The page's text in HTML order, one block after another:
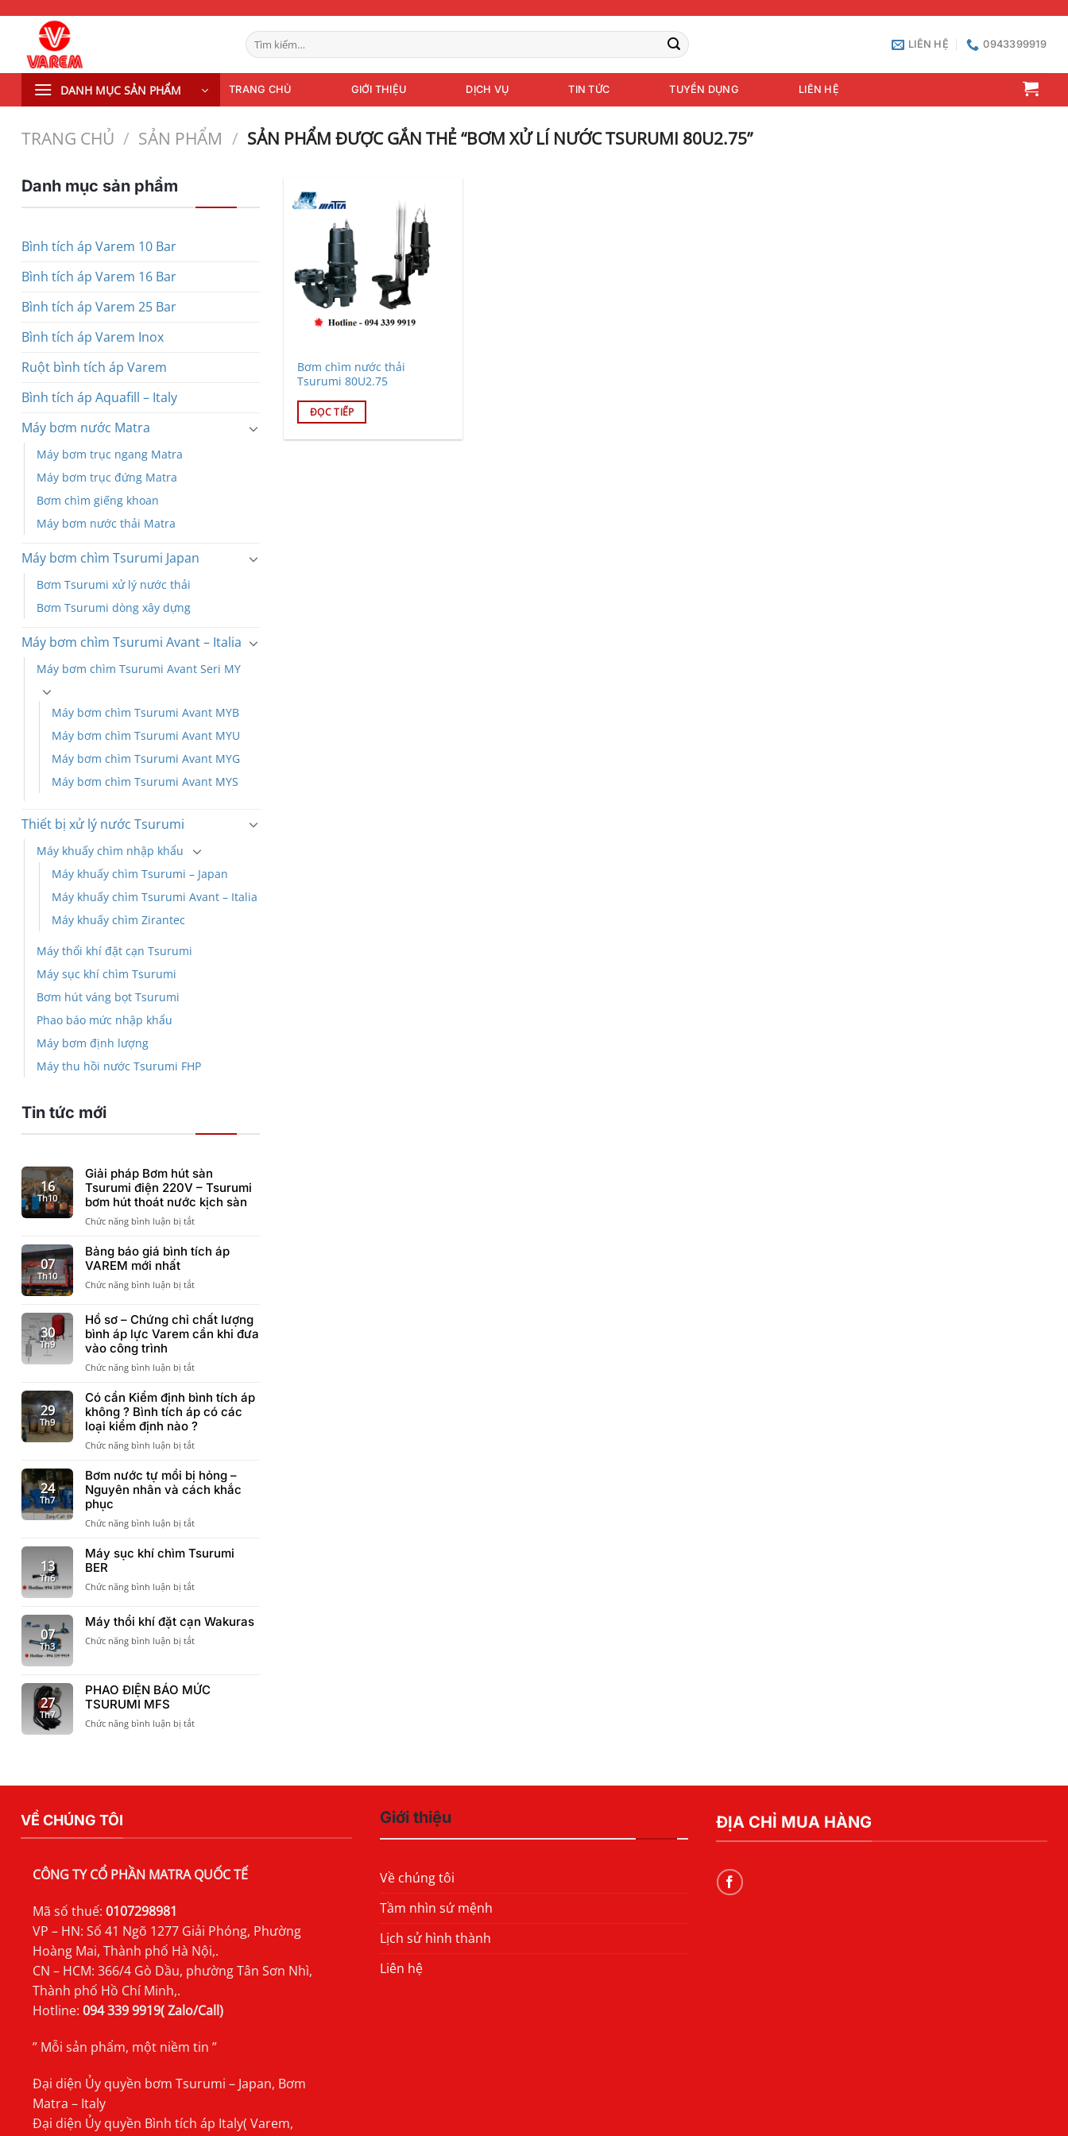
dung
Tìm
kiếm:
LIÊN HỆ 0943399919
DANH MỤC SẢN PHẨM TRANG CHỦ GIỚI THIỆU DỊCH VỤ TIN TỨC TUYỂN DỤNG LIÊN HỆ
TRANG CHỦ / SẢN PHẨM / SẢN PHẨM ĐƯỢC GẮN THẺ “BƠM XỬ LÍ NƯỚC TSURUMI 80U2.75”
Danh mục sản phẩm
Bình tích áp Varem 10 Bar
Bình tích áp Varem 16 Bar
Bình tích áp Varem 25 Bar
Bình tích áp Varem Inox
Ruột bình tích áp Varem
Bình tích áp Aquafill – Italy
Máy bơm nước Matra
Máy bơm trục ngang Matra
Máy bơm trục đứng Matra
Bơm chìm giếng khoan
Máy bơm nước thải Matra
Máy bơm chìm Tsurumi Japan
Bơm Tsurumi xử lý nước thải
Bơm Tsurumi dòng xây dựng
Máy bơm chìm Tsurumi Avant – Italia
Máy bơm chìm Tsurumi Avant Seri MY
Máy bơm chìm Tsurumi Avant MYB
Máy bơm chìm Tsurumi Avant MYU
Máy bơm chìm Tsurumi Avant MYG
Máy bơm chìm Tsurumi Avant MYS
Thiết bị xử lý nước Tsurumi
Máy khuấy chìm nhập khẩu
Máy khuấy chìm Tsurumi – Japan
Máy khuấy chìm Tsurumi Avant – Italia
Máy khuấy chìm Zirantec
Máy thổi khí đặt cạn Tsurumi
Máy sục khí chìm Tsurumi
Bơm hút váng bọt Tsurumi
Phao báo mức nhập khẩu
Máy bơm định lượng
Máy thu hồi nước Tsurumi FHP
Tin tức mới
16
Th10
Giải pháp Bơm hút sàn
Tsurumi điện 220V – Tsurumi
bơm hút thoát nước kịch sàn
Chức năng bình luận bị tắtở
pháp
Bơm
sàn
điện
220V
–
bơm
thoát
nước
kịch
07
Th10
Bảng báo giá bình tích áp
VAREM mới nhất
Chức năng bình luận bị tắtở
giá
bình
áp
mới
nhất
30
Th9
Hồ sơ – Chứng chỉ chất lượng
bình áp lực Varem cần khi đưa
vào công trình
Chức năng bình luận bị tắtở
sơ
–
Chứng
chỉ
chất
bình
áp
cần
đưa
29
Th9
Có cần Kiểm định bình tích áp
không ? Bình tích áp có các
loại kiểm định nào ?
Chức năng bình luận bị tắtở
cần
Kiểm
định
tích
không
tích
có
loại
nào
24
Th7
Bơm nước tự mồi bị hỏng –
Nguyên nhân và cách khắc
phục
Chức năng bình luận bị tắtở
nước
tự
bị
–
Nguyên
nhân
khắc
phục
13
Th6
Máy sục khí chìm Tsurumi
BER
Chức năng bình luận bị tắtở
khí
chìm
07
Th3
Máy thổi khí đặt cạn Wakuras
Chức năng bình luận bị tắtở
khí
đặt
Wakuras
27
Th7
PHAO ĐIỆN BÁO MỨC
TSURUMI MFS
Chức năng bình luận bị tắtở
TSURUMI
Bơm chìm nước thải
Tsurumi 80U2.75
ĐỌC TIẾP
VỀ CHÚNG TÔI
CÔNG TY CỔ PHẦN MATRA QUỐC TẾ
Mã số thuế: 0107298981
VP – HN: Số 41 Ngõ 1277 Giải Phóng, Phường
Hoàng Mai, Thành phố Hà Nội,.
CN – HCM: 366/4 Gò Dầu, phường Tân Sơn Nhì,
Thành phố Hồ Chí Minh,.
Hotline: 094 339 9919( Zalo/Call)
” Mỗi sản phẩm, một niềm tin ”
Đại diện Ủy quyền bơm Tsurumi – Japan, Bơm
Matra – Italy
Đại diện Ủy quyền Bình tích áp Italy( Varem,
Giới thiệu
Về chúng tôi
Tầm nhìn sứ mệnh
Lịch sử hình thành
Liên hệ
ĐỊA CHỈ MUA HÀNG